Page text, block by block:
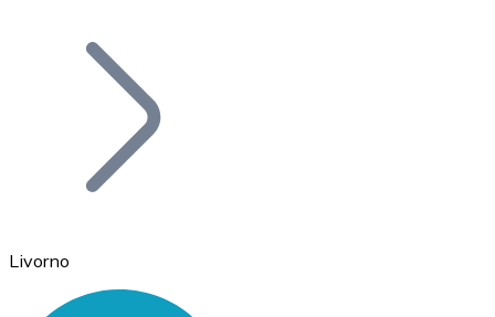
Bitcoin
Livorno